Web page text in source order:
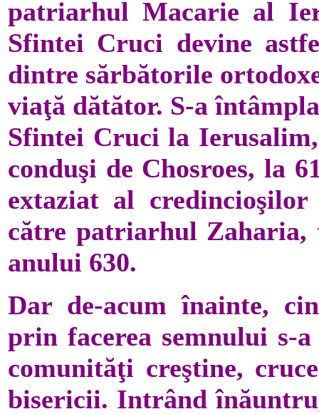
patriarhul Macarie al
Sfintei Cruci devine
dintre sărbătorile
viaţă dătător. S-a
Sfintei Cruci la
conduşi de Chosroes, la
extaziat al
către patriarhul Zaharia,
anului 630.
Dar de-acum îna­inte,
prin facerea semnului s-
comunităţi creş­tine,
bisericii. Intrând înă­untru,